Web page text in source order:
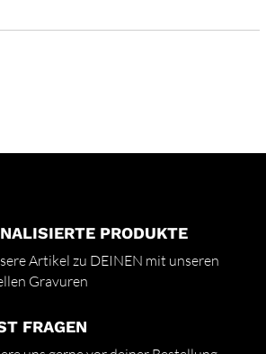
PRODUKTE
Artikel zu DEINEN mit unseren
Gravuren
FRAGEN